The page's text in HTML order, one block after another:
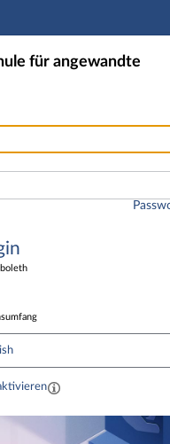
Hauptnavigation
Shibboleth Login
für angewandte